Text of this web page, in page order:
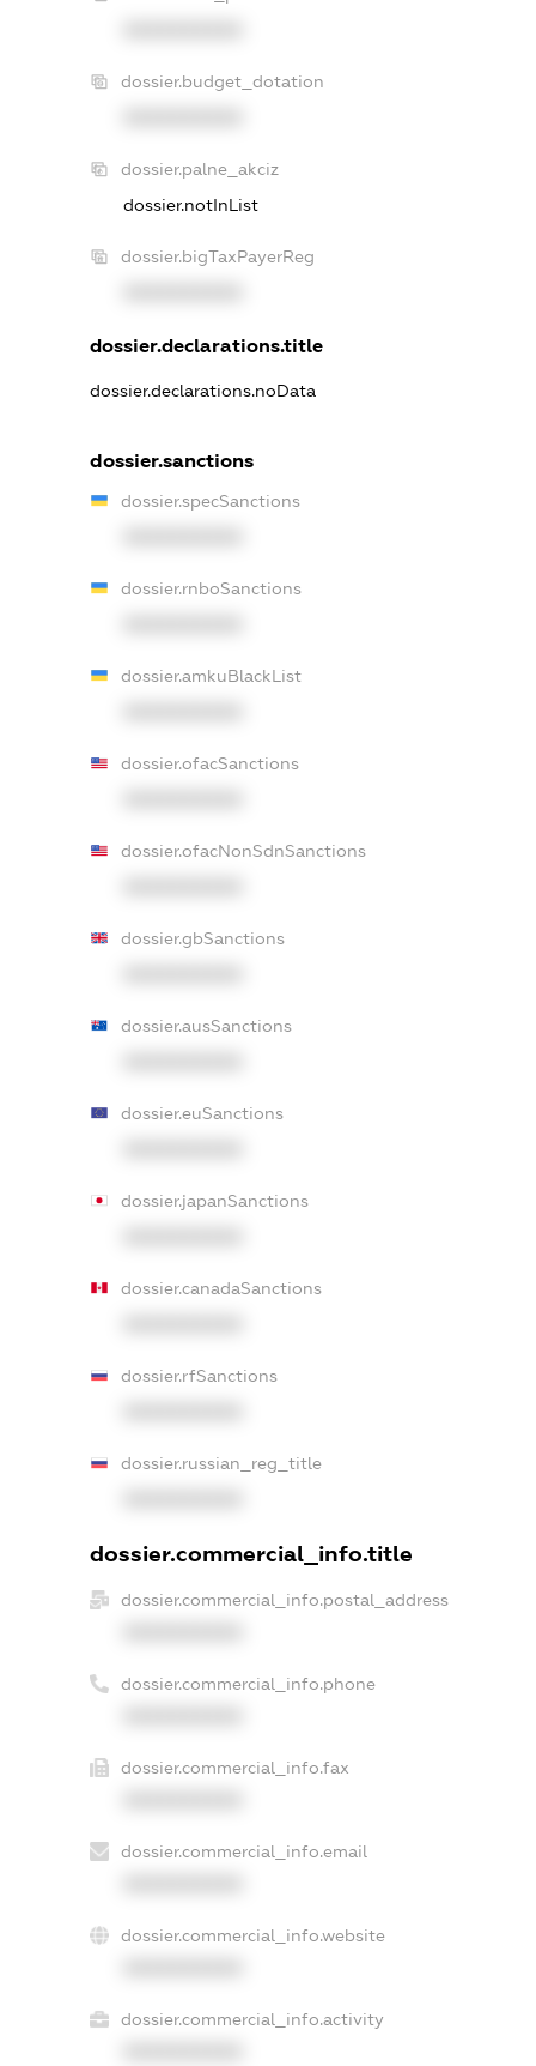
dossier.budget_dotation
dossier.palne_akciz
dossier.notInList
dossier.bigTaxPayerReg
dossier.declarations.title
dossier.declarations.noData
dossier.sanctions
dossier.specSanctions
dossier.rnboSanctions
dossier.amkuBlackList
dossier.ofacSanctions
dossier.ofacNonSdnSanctions
dossier.gbSanctions
dossier.ausSanctions
dossier.euSanctions
dossier.japanSanctions
dossier.canadaSanctions
dossier.rfSanctions
dossier.russian_reg_title
dossier.commercial_info.title
dossier.commercial_info.postal_address
dossier.commercial_info.phone
dossier.commercial_info.fax
dossier.commercial_info.email
dossier.commercial_info.website
dossier.commercial_info.activity